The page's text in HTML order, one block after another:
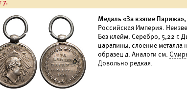
7.
Медаль «За взятие Парижа»,
Российская Империя.
Без клейм. Серебро, 5,22 г.
царапины, слоение металла
образец д. Аналоги см.
Довольно редкая.